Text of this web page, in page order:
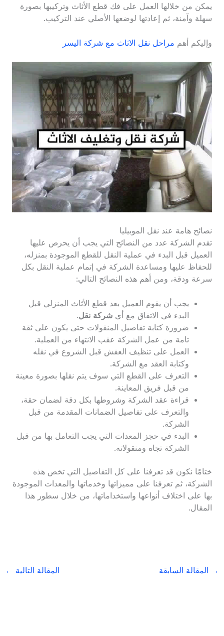
يمكن من خلالها العمل على فك قطع الأثاث وتركيبها بصورة
سهلة وآمنة، ثم إعادتها لوضعها الأصلي عند التركيب.
وإليكم أهم مراحل نقل الاثاث مع شركة اليسر
نصائح هامة عند نقل الموبيليا
تقدم الشركة عدد من النصائح التي يجب أن يحرص عليها
العميل قبل البدء في عملية النقل للقطع الموجودة بمنزله،
للحفاظ عليها ومساعدة الشركة في إتمام عملية النقل بكل
سرعة ودقة، ومن أهم هذه النصائح التالي:
يجب أن يقوم العميل بعد قطع الأثاث المنزلي قبل
البدء في الاتفاق مع أيشركة نقل.
ضرورة كتابة تفاصيل المنقولات حتى يكون على ثقة
تامة من عمل الشركة عقب الانتهاء من العملية.
العمل على تنظيف العفش قبل الشروع في نقله
وكتابة العقد مع الشركة.
التعرف على القطع التي سوف يتم نقلها بصورة معينة
من قبل فريق المعاينة.
قراءة عقد الشركة وشروطها بكل دقة لضمان حقة،
والتعرف على تفاصيل الضمانات المقدمة من قبل
الشركة.
البدء في حجز المعدات التي يجب التعامل بها من قبل
الشركة تجاه ومنقولاته.
ختامًا نكون قد تعرفنا على كل التفاصيل التي تخص هذه
الشركة، ثم تعرفنا على مميزاتها وخدماتها والمعدات الموجودة
بها على اختلاف أنواعها واستخداماتها، من خلال سطور هذا
المقال.
→ المقالة السابقة المقالة التالية ←